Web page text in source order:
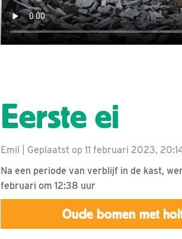
Eerste ei
Emil | Geplaatst op 11 februari 2023,
Na een periode van verblijf in de kast,
februari om 12:38 uur
Oude bomen met